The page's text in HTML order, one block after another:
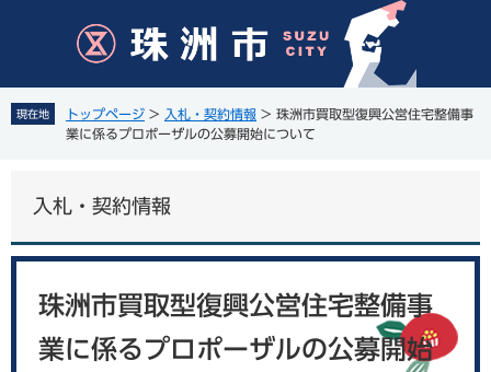
先
頭
を
飛
文
現在地 トップページ > 入札・契約情報 > 珠洲市買取型復興公営住宅整備事
業に係るプロポーザルの公募開始について
入札・契約情報
珠洲市買取型復興公営住宅整備事
業に係るプロポーザルの公募開始